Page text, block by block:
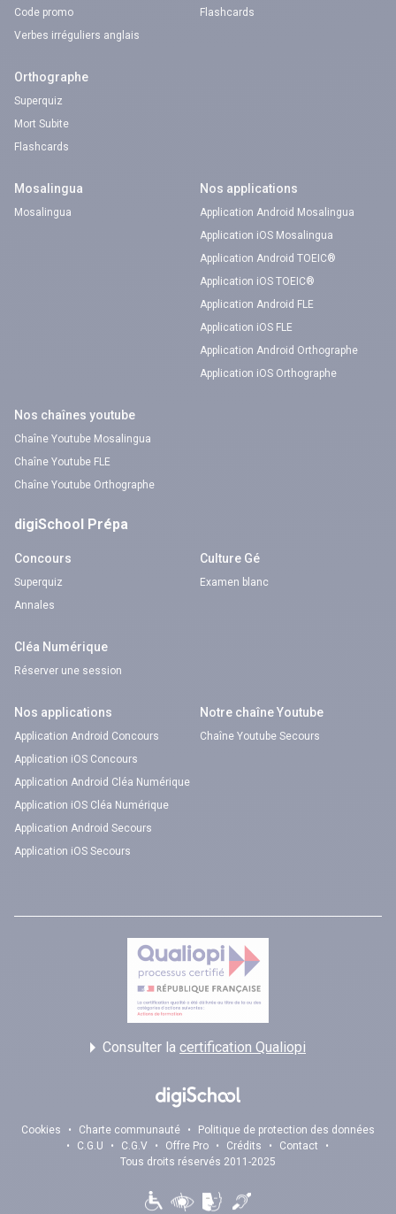
Code promo
Verbes irréguliers anglais
Flashcards
Orthographe
Superquiz
Mort Subite
Flashcards
Mosalingua
Mosalingua
Nos applications
Application Android Mosalingua
Application iOS Mosalingua
Application Android TOEIC®
Application iOS TOEIC®
Application Android FLE
Application iOS FLE
Application Android Orthographe
Application iOS Orthographe
Nos chaînes youtube
Chaîne Youtube Mosalingua
Chaîne Youtube FLE
Chaîne Youtube Orthographe
digiSchool Prépa
Concours
Superquiz
Annales
Culture Gé
Examen blanc
Cléa Numérique
Réserver une session
Nos applications
Application Android Concours
Application iOS Concours
Application Android Cléa Numérique
Application iOS Cléa Numérique
Application Android Secours
Application iOS Secours
Notre chaîne Youtube
Chaîne Youtube Secours
Consulter la certification Qualiopi
Cookies • Charte communauté •
Politique de protection des données
•
C.G.U • C.G.V • Offre Pro • Crédits • Contact
•
Tous droits réservés 2011-2025